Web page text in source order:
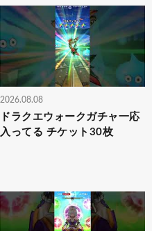
2026.08.08
ドラクエウォークガチャ一応
入ってる チケット30枚